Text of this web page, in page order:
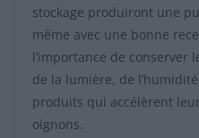
stockage produiront une
même avec une bonne
l’importance de conserver
de la lumière, de
produits qui accélèrent
oignons.